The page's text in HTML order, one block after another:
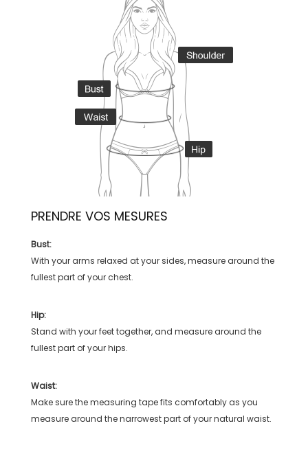
PRENDRE VOS MESURES
Bust:
With your arms relaxed at your sides, measure around the
fullest part of your chest.
Hip:
Stand with your feet together, and measure around the
fullest part of your hips.
Waist:
Make sure the measuring tape fits comfortably as you
measure around the narrowest part of your natural waist.